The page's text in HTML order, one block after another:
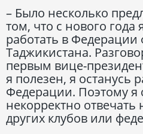
– Было несколько
том, что с нового года
работать в Федерации
Таджикистана.
первым вице-
я полезен, я останусь
Федерации. Поэтому я
некорректно
других клубов или